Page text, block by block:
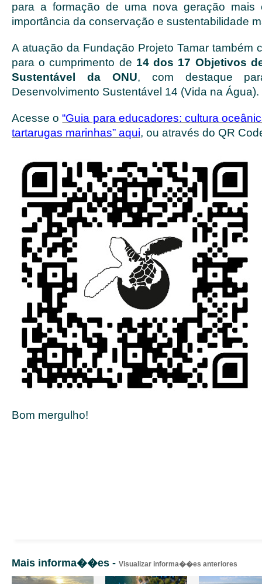
para a formação de uma nova geração mais
importância da conservação e sustentabilidade
A atuação da Fundação Projeto Tamar também
para o cumprimento de 14 dos 17 Objetivos
Sustentável da ONU, com destaque
Desenvolvimento Sustentável 14 (Vida na Água).
Acesse o“Guia para educadores: cultura
tartarugas marinhas” aqui, ou através do QR
Bom mergulho!
Mais informa��es - Visualizar informa��es anteriores